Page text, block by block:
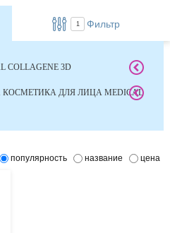
1 Фильтр
3D
ДЛЯ ЛИЦА MEDICAL
популярность название цена